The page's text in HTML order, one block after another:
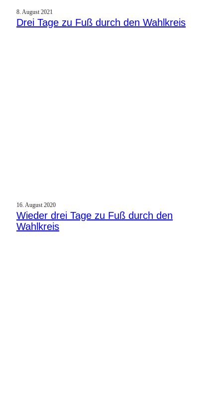
8. August 2021
Drei Tage zu Fuß durch den Wahlkreis
16. August 2020
Wieder drei Tage zu Fuß durch den
Wahlkreis